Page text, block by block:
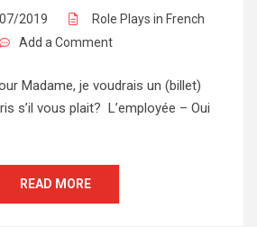
2019
Role Plays in French
Add a Comment
Madame, je voudrais un (billet)
s’il vous plait? L’employée – Oui
READ MORE